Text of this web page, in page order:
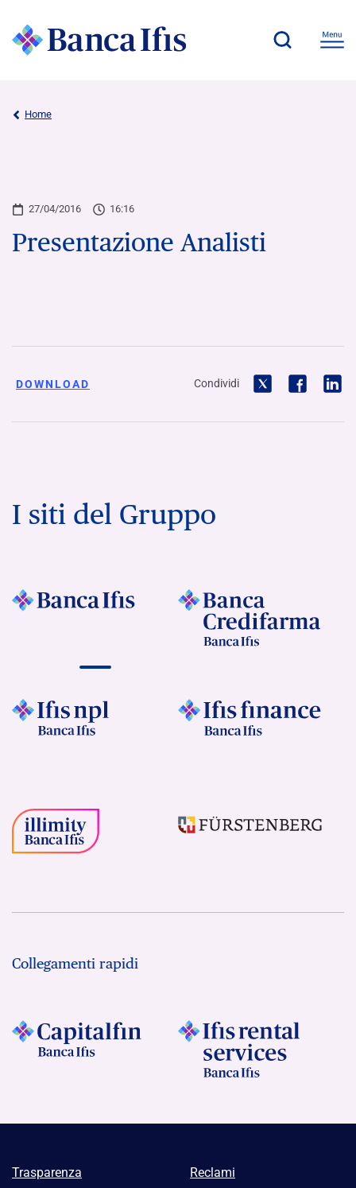
Home
27/04/2016 16:16
Presentazione Analisti
DOWNLOAD Condividi
I siti del Gruppo
Collegamenti rapidi
Trasparenza Reclami